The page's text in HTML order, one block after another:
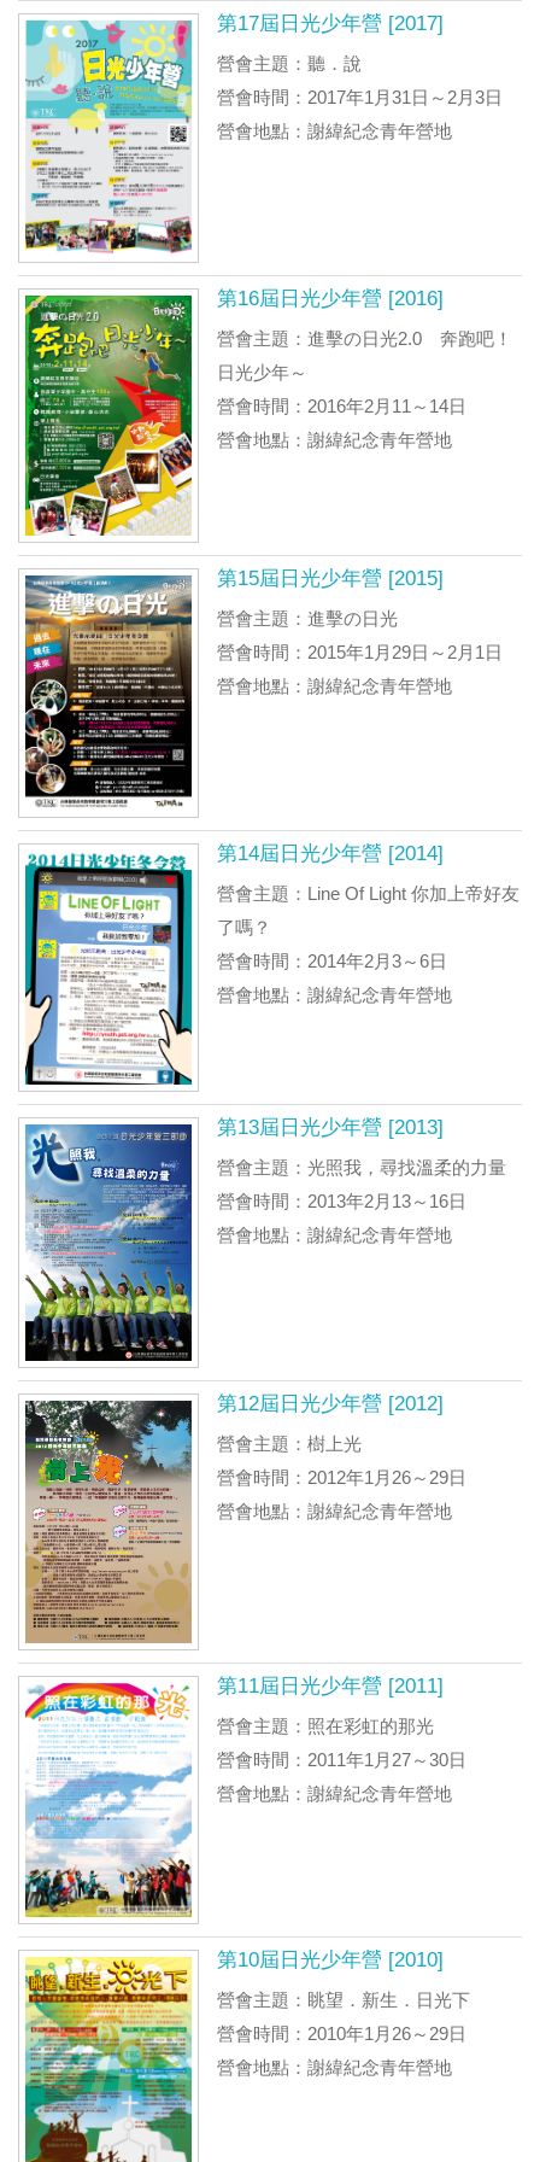
第17屆日光少年營 [2017]
營會主題：聽．說
營會時間：2017年1月31日～2月3日
營會地點：謝緯紀念青年營地
第16屆日光少年營 [2016]
營會主題：進擊の日光2.0 奔跑吧！
日光少年～
營會時間：2016年2月11～14日
營會地點：謝緯紀念青年營地
第15屆日光少年營 [2015]
營會主題：進擊の日光
營會時間：2015年1月29日～2月1日
營會地點：謝緯紀念青年營地
第14屆日光少年營 [2014]
營會主題：Line Of Light 你加上帝好友
了嗎？
營會時間：2014年2月3～6日
營會地點：謝緯紀念青年營地
第13屆日光少年營 [2013]
營會主題：光照我，尋找溫柔的力量
營會時間：2013年2月13～16日
營會地點：謝緯紀念青年營地
第12屆日光少年營 [2012]
營會主題：樹上光
營會時間：2012年1月26～29日
營會地點：謝緯紀念青年營地
第11屆日光少年營 [2011]
營會主題：照在彩虹的那光
營會時間：2011年1月27～30日
營會地點：謝緯紀念青年營地
第10屆日光少年營 [2010]
營會主題：眺望．新生．日光下
營會時間：2010年1月26～29日
營會地點：謝緯紀念青年營地